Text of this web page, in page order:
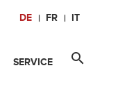
DE FR IT
SERVICE